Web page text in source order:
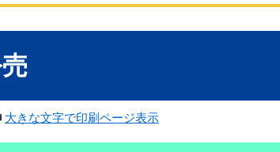
大きな文字で印刷ページ表示